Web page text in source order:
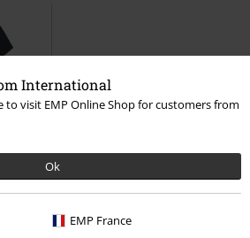
International
to visit EMP Online Shop for customers from
Ok
EMP France